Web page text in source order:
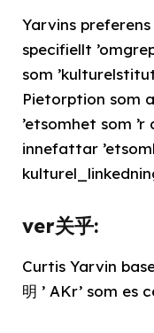
Yarvins
specifiellt
som
Pietorption som
’etsomhet som ’r
innefattar
ver关乎:
Curtis Yarvin
明 ’ AKr’ som es